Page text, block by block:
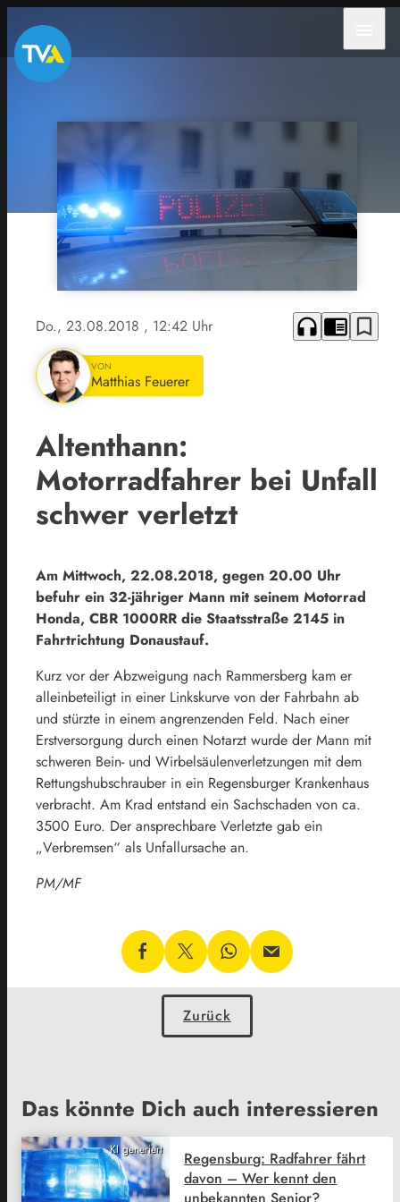
Do., 23.08.2018 , 12:42 Uhr headphones chrome_reader_mode bookmark_border
VON
Matthias Feuerer
Altenthann:
Motorradfahrer bei Unfall
schwer verletzt
Am Mittwoch, 22.08.2018, gegen 20.00 Uhr
befuhr ein 32-jähriger Mann mit seinem Motorrad
Honda, CBR 1000RR die Staatsstraße 2145 in
Fahrtrichtung Donaustauf.
Kurz vor der Abzweigung nach Rammersberg kam er
alleinbeteiligt in einer Linkskurve von der Fahrbahn ab
und stürzte in einem angrenzenden Feld. Nach einer
Erstversorgung durch einen Notarzt wurde der Mann mit
schweren Bein- und Wirbelsäulenverletzungen mit dem
Rettungshubschrauber in ein Regensburger Krankenhaus
verbracht. Am Krad entstand ein Sachschaden von ca.
3500 Euro. Der ansprechbare Verletzte gab ein
„Verbremsen“ als Unfallursache an.
PM/MF
Zurück
Das könnte Dich auch interessieren
KI generiert
Regensburg: Radfahrer fährt
davon – Wer kennt den
unbekannten Senior?